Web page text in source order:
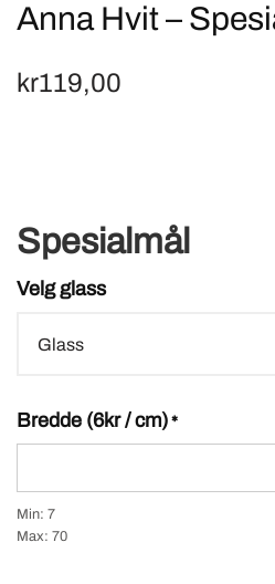
Anna Hvit –
kr119,00
Spesialmål
Velg glass
Bredde (6kr / cm)*
Min: 7
Max: 70